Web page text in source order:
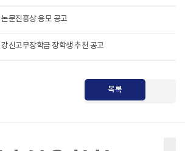
문진흥상 응모 공고
신고무장학금 장학생 추천 공고
목록